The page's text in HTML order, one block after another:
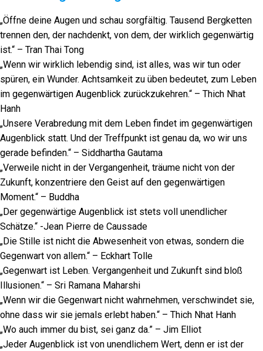
„Öffne deine Augen und schau sorgfältig. Tausend Bergketten
trennen den, der nachdenkt, von dem, der wirklich gegenwärtig
ist.“ – Tran Thai Tong
„Wenn wir wirklich lebendig sind, ist alles, was wir tun oder
spüren, ein Wunder. Achtsamkeit zu üben bedeutet, zum Leben
im gegenwärtigen Augenblick zurückzukehren.“ – Thich Nhat
Hanh
„Unsere Verabredung mit dem Leben findet im gegenwärtigen
Augenblick statt. Und der Treffpunkt ist genau da, wo wir uns
gerade befinden.“ – Siddhartha Gautama
„Verweile nicht in der Vergangenheit, träume nicht von der
Zukunft, konzentriere den Geist auf den gegenwärtigen
Moment.“ – Buddha
„Der gegenwärtige Augenblick ist stets voll unendlicher
Schätze.“ -Jean Pierre de Caussade
„Die Stille ist nicht die Abwesenheit von etwas, sondern die
Gegenwart von allem.“ – Eckhart Tolle
„Gegenwart ist Leben. Vergangenheit und Zukunft sind bloß
Illusionen.“ – Sri Ramana Maharshi
„Wenn wir die Gegenwart nicht wahrnehmen, verschwindet sie,
ohne dass wir sie jemals erlebt haben.“ – Thich Nhat Hanh
„Wo auch immer du bist, sei ganz da.” – Jim Elliot
„Jeder Augenblick ist von unendlichem Wert, denn er ist der